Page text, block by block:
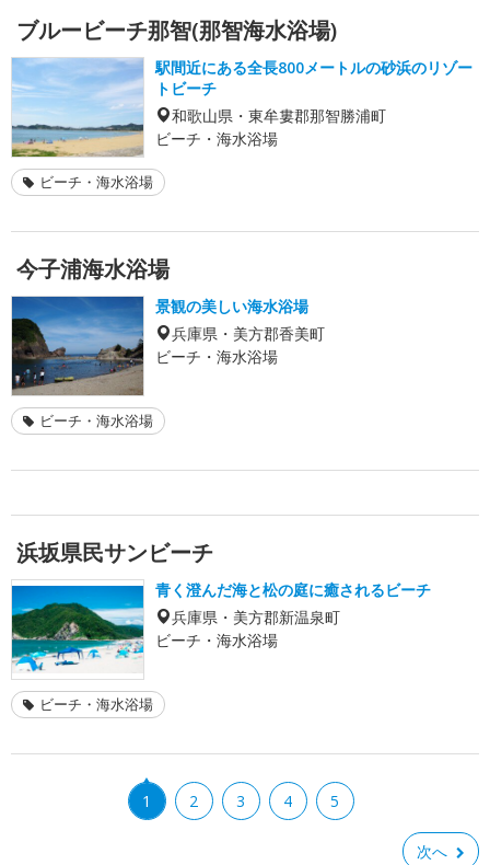
ブルービーチ那智(那智海水浴場)
駅間近にある全長800メートルの砂浜のリゾー
トビーチ
和歌山県・東牟婁郡那智勝浦町
ビーチ・海水浴場
ビーチ・海水浴場
今子浦海水浴場
景観の美しい海水浴場
兵庫県・美方郡香美町
ビーチ・海水浴場
ビーチ・海水浴場
浜坂県民サンビーチ
青く澄んだ海と松の庭に癒されるビーチ
兵庫県・美方郡新温泉町
ビーチ・海水浴場
ビーチ・海水浴場
1 2 3 4 5
次へ